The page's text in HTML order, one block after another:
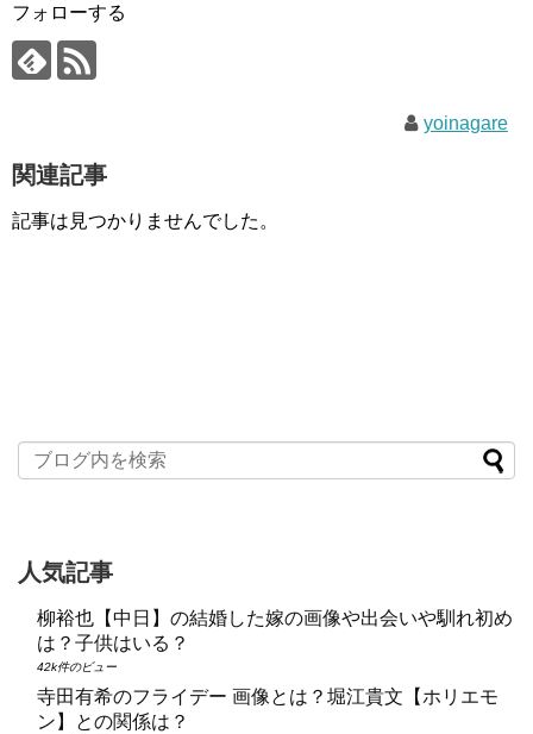
フォローする
yoinagare
関連記事
記事は見つかりませんでした。
人気記事
柳裕也【中日】の結婚した嫁の画像や出会いや馴れ初め
は？子供はいる？
42k件のビュー
寺田有希のフライデー 画像とは？堀江貴文【ホリエモ
ン】との関係は？